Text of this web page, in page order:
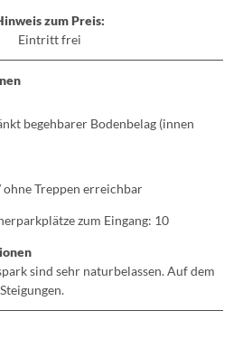
zum Preis:
Eintritt frei
begehbarer Bodenbelag (innen
Treppen erreichbar
zum Eingang: 10
sind sehr naturbelassen. Auf dem